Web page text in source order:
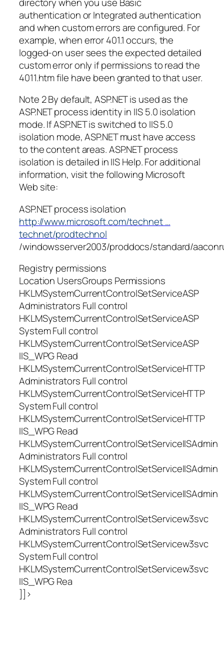
authentication or Integrated authentication
and when custom errors are configured. For
example, when error 401.1 occurs, the
logged-on user sees the expected detailed
custom error only if permissions to read the
4011.htm file have been granted to that user.
Note 2 By default, ASP.NET is used as the
ASP.NET process identity in IIS 5.0 isolation
mode. If ASP.NET is switched to IIS 5.0
isolation mode, ASP.NET must have access
to the content areas. ASP.NET process
isolation is detailed in IIS Help. For additional
information, visit the following Microsoft
Web site:
ASP.NET process isolation
http://www.microsoft.com/technet …
technet/prodtechnol
/windowsserver2003/proddocs/standard/
Registry permissions
Location UsersGroups Permissions
HKLMSystemCurrentControlSetServiceASP
Administrators Full control
HKLMSystemCurrentControlSetServiceASP
System Full control
HKLMSystemCurrentControlSetServiceASP
IIS_WPG Read
HKLMSystemCurrentControlSetServiceHTTP
Administrators Full control
HKLMSystemCurrentControlSetServiceHTTP
System Full control
HKLMSystemCurrentControlSetServiceHTTP
IIS_WPG Read
HKLMSystemCurrentControlSetServiceIISAdmin
Administrators Full control
HKLMSystemCurrentControlSetServiceIISAdmin
System Full control
HKLMSystemCurrentControlSetServiceIISAdmin
IIS_WPG Read
HKLMSystemCurrentControlSetServicew3svc
Administrators Full control
HKLMSystemCurrentControlSetServicew3svc
System Full control
HKLMSystemCurrentControlSetServicew3svc
IIS_WPG Rea
]]>